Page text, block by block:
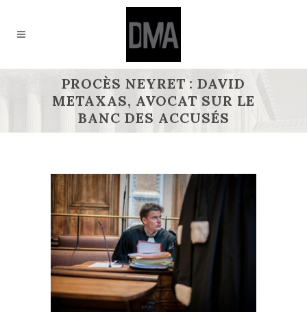
PROCÈS NEYRET : DAVID
METAXAS, AVOCAT SUR LE
BANC DES ACCUSÉS